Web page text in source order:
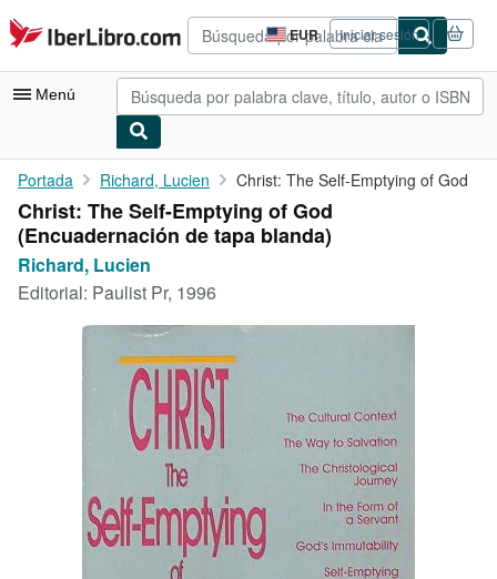
Pasar al contenido principal
IberLibro.com EUR
Preferencias
de
compra
del
Iniciar sesión
Menú
Mi cuenta
Consultar mis pedidos
Búsqueda avanzada
Colecciones
Libros antiguos
Arte y coleccionismo
Comenzar a vender
CERRAR
Portada Richard, Lucien Christ: The Self-Emptying of God
Christ: The Self-Emptying of God
(Encuadernación de tapa blanda)
Richard, Lucien
Editorial: Paulist Pr, 1996